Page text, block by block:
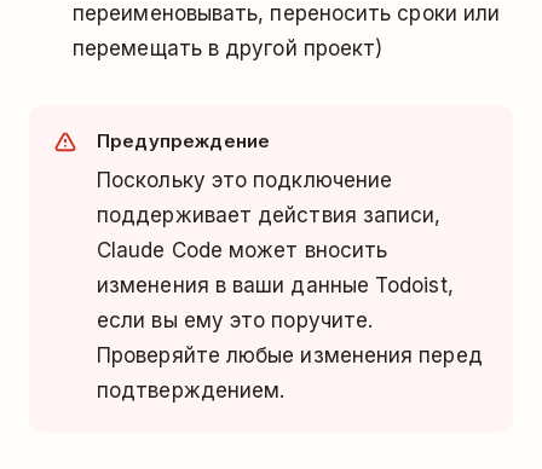
переименовывать, переносить сроки или
перемещать в другой проект)
Предупреждение
Поскольку это подключение
поддерживает действия записи,
Claude Code может вносить
изменения в ваши данные Todoist,
если вы ему это поручите.
Проверяйте любые изменения перед
подтверждением.